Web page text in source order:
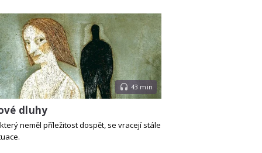
43 min
dluhy
neměl příležitost dospět, se vracejí stále